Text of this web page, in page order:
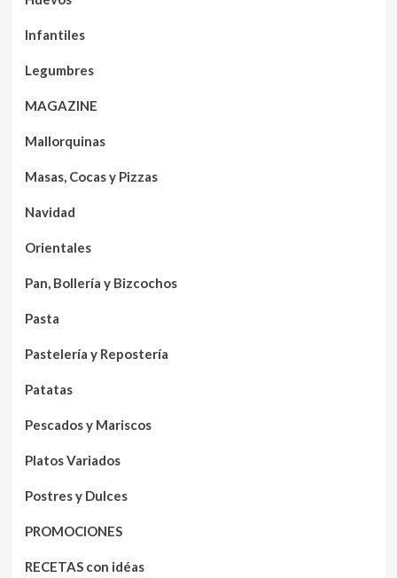
Infantiles
Legumbres
MAGAZINE
Mallorquinas
Masas, Cocas y Pizzas
Navidad
Orientales
Pan, Bollería y Bizcochos
Pasta
Pastelería y Repostería
Patatas
Pescados y Mariscos
Platos Variados
Postres y Dulces
PROMOCIONES
RECETAS con idéas